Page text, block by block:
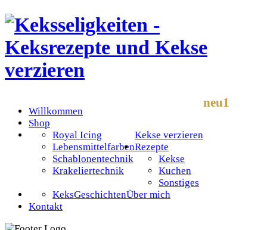
Willkommen
Shop
Kekse verzieren
Royal Icing
Lebensmittelfarben
Schablonentechnik
Krakeliertechnik
Rezepte
Kekse
Kuchen
Sonstiges
Über mich
KeksGeschichten
Kontakt
neu1